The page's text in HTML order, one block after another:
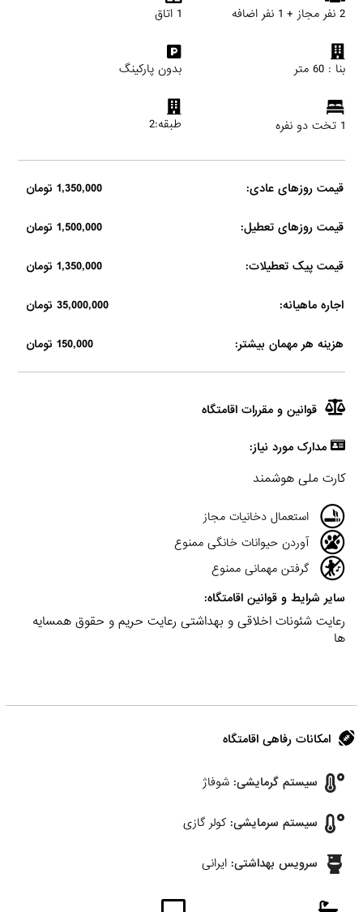
2 نفر مجاز + 1 نفر اضافه 1 اتاق
بنا : 60 متر بدون پارکینگ
1 تخت دو نفره طبقه:2
قیمت روزهای عادی: 1,350,000 تومان
قیمت روزهای تعطیل: 1,500,000 تومان
قیمت پیک تعطیلات: 1,350,000 تومان
اجاره ماهیانه: 35,000,000 تومان
هزینه هر مهمان بیشتر: 150,000 تومان
قوانین و مقررات اقامتگاه
مدارک مورد نیاز:
کارت ملی هوشمند
استعمال دخانیات مجاز
آوردن حیوانات خانگی ممنوع
گرفتن مهمانی ممنوع
سایر شرایط و قوانین اقامتگاه:
رعایت شئونات اخلاقی و بهداشتی رعایت حریم و حقوق همسایه
ها
امکانات رفاهی اقامتگاه
سیستم گرمایشی: شوفاژ
سیستم سرمایشی: کولر گازی
سرویس بهداشتی: ایرانی